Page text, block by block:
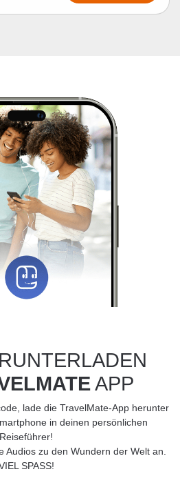
APP
lade die TravelMate-App herunter
in deinen persönlichen
Reiseführer!
Audios zu den Wundern der Welt an.
SPASS!